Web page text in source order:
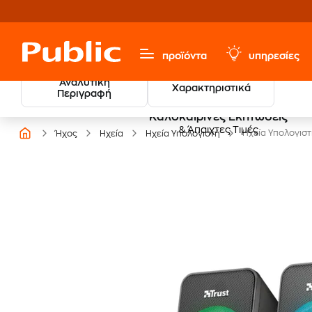
προϊόντα υπηρεσίες
Αναλυτική
Περιγραφή
Χαρακτηριστικά
Καλοκαιρινές Εκπτώσεις
& Άπαιχτες Τιμές
Ήχος Ηχεία Ηχεία Υπολογιστή Ηχεία